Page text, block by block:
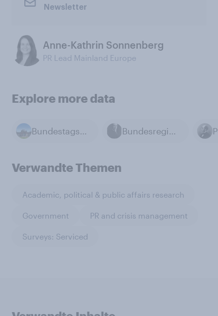
Newsletter
Anne-Kathrin Sonnenberg
PR Lead Mainland Europe
Explore more data
Bundestagswahl 2025 Bundesregierung
Verwandte Themen
Academic, political & public affairs research
Government PR and crisis management
Surveys: Serviced